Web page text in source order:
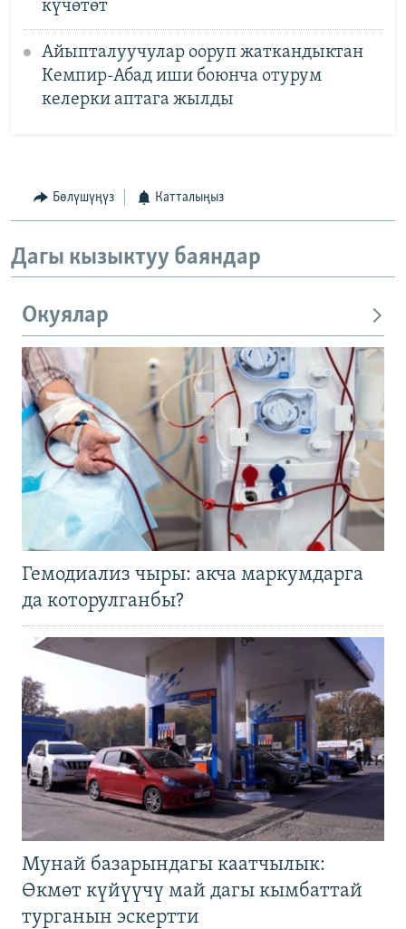
күчөтөт
Айыпталуучулар ооруп жаткандыктан
Кемпир-Абад иши боюнча отурум
келерки аптага жылды
Бөлүшүңүз Катталыңыз
Дагы кызыктуу баяндар
Окуялар
Гемодиализ чыры: акча маркумдарга
да которулганбы?
Мунай базарындагы каатчылык:
Өкмөт күйүүчү май дагы кымбаттай
турганын эскертти